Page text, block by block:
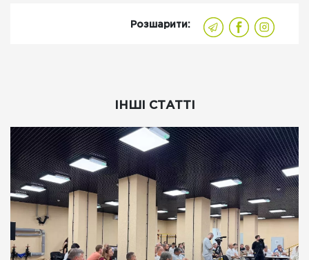
Розшарити:
ІНШІ СТАТТІ